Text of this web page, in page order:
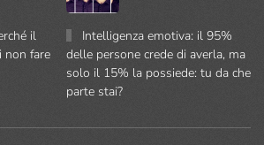
il
non fare
Intelligenza emotiva: il 95%
delle persone crede di averla, ma
solo il 15% la possiede: tu da che
parte stai?